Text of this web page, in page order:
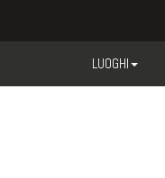
LUOGHI